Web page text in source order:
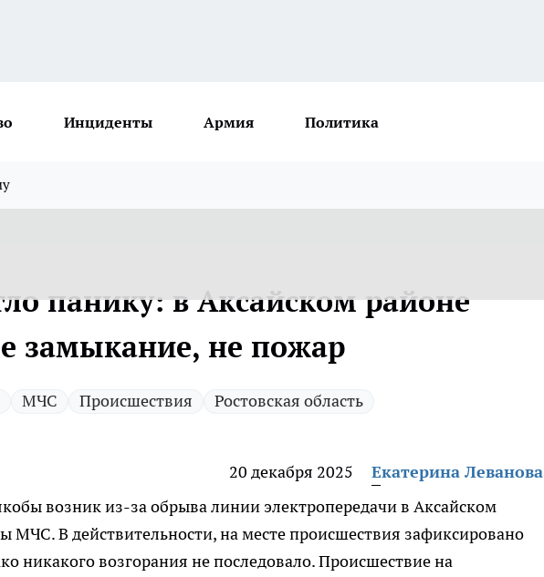
Инциденты Армия Политика
панику: в Аксайском районе
замыкание, не пожар
МЧС Происшествия Ростовская область
20 декабря 2025
Екатерина Леванова
возник из-за обрыва линии электропередачи в Аксайском
МЧС. В действительности, на месте происшествия зафиксировано
никакого возгорания не последовало. Происшествие на